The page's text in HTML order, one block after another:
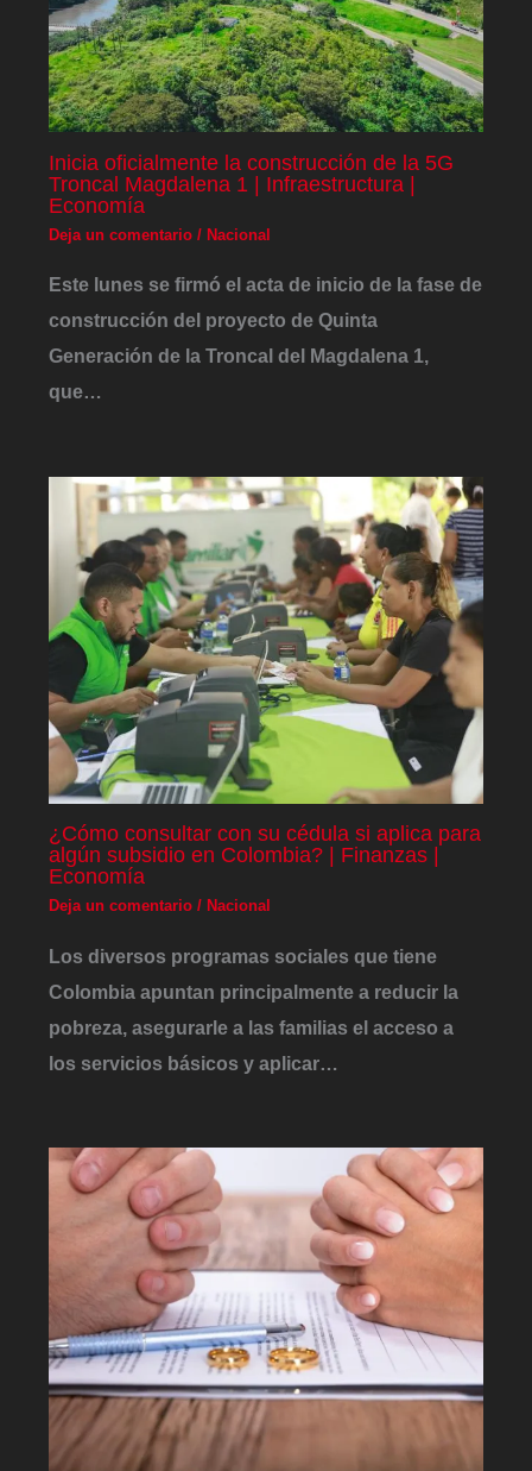
Inicia oficialmente la construcción de la 5G
Troncal Magdalena 1 | Infraestructura |
Economía
Deja un comentario / Nacional
Este lunes se firmó el acta de inicio de la fase de
construcción del proyecto de Quinta
Generación de la Troncal del Magdalena 1,
que…
¿Cómo consultar con su cédula si aplica para
algún subsidio en Colombia? | Finanzas |
Economía
Deja un comentario / Nacional
Los diversos programas sociales que tiene
Colombia apuntan principalmente a reducir la
pobreza, asegurarle a las familias el acceso a
los servicios básicos y aplicar…